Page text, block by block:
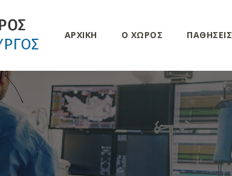
ΑΡΧΙΚΗ Ο ΧΩΡΟΣ ΠΑΘΗΣΕΙΣ